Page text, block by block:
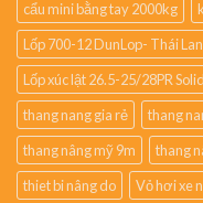
cẩu mini bằng tay 2000kg
Lốp 700-12 DunLop- Thái Lan
Lốp xúc lật 26.5-25/28PR
thang nang gia rẻ
thang
thang nâng mỹ 9m
thang
thiet bi nâng do
Vỏ hơi xe